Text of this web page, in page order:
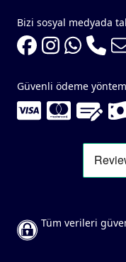
Bizi sosyal medyada
Güvenli ödeme
Tüm verileri